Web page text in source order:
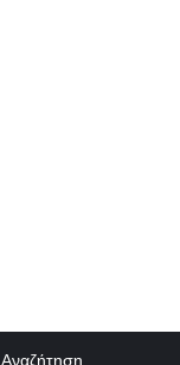
Αναζήτηση